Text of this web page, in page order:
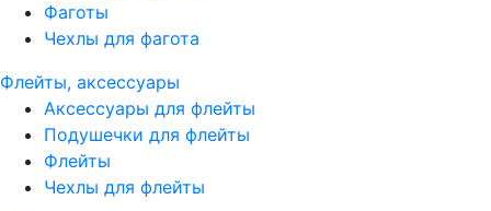
Фаготы
Чехлы для фагота
Флейты, аксессуары
Аксессуары для флейты
Подушечки для флейты
Флейты
Чехлы для флейты